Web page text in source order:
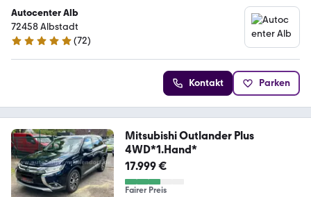
Autocenter Alb
72458 Albstadt
4.8 Sterne
(72)
Kontakt Parken
Mitsubishi Outlander Plus
4WD*1.Hand*
17.999 €
Fairer Preis